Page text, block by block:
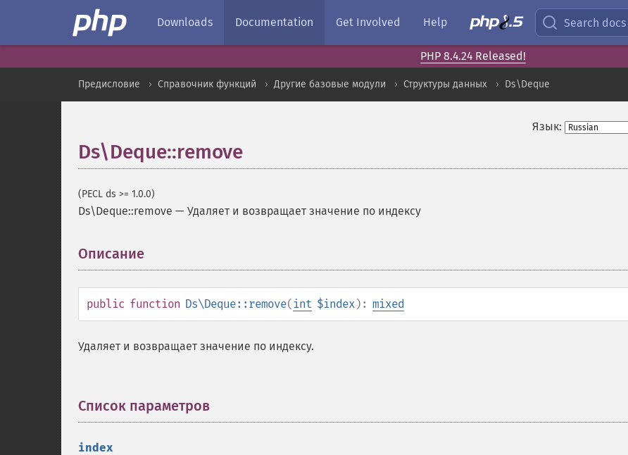
Downloads Documentation Get Involved Help Search docs
PHP 8.4.24 Released!
Предисловие Справочник функций Другие базовые модули Структуры данных Ds\Deque
Язык:
Ds\Deque::remove
(PECL ds >= 1.0.0)
Ds\Deque::remove — Удаляет и возвращает значение по индексу
Описание
public function Ds\Deque::remove( int $index): mixed
Удаляет и возвращает значение по индексу.
Список параметров
index